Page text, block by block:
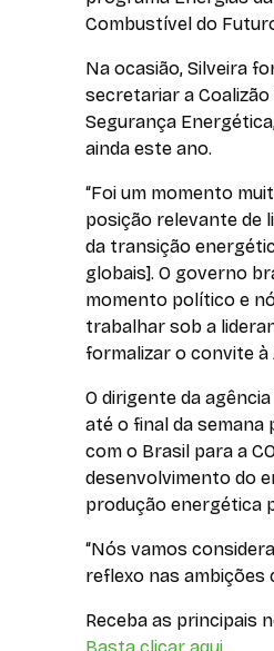
Combustível do
Na ocasião, Silveira
secretariar a
Segurança
ainda este ano.
“Foi um momento
posição relevante de
da transição
globais]. O governo
momento político e
trabalhar sob a
formalizar o convite à
O dirigente da
até o final da semana
com o Brasil para a
desenvolvimento do
produção energética
“Nós vamos
reflexo nas ambições
Receba as principais